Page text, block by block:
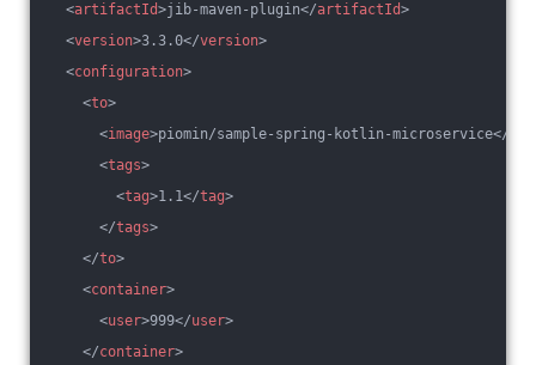
<artifactId>jib-maven-plugin</artifactId>
<version>3.3.0</version>
<configuration>
<to>
<image>piomin/sample-spring-kotlin-microservice</
<tags>
<tag>1.1</tag>
</tags>
</to>
<container>
<user>999</user>
</container>